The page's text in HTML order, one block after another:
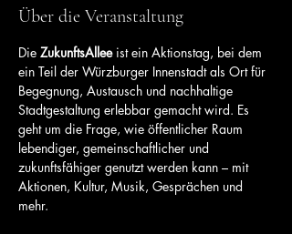
Über die Veranstaltung
Die ZukunftsAllee ist ein Aktionstag, bei dem
ein Teil der Würzburger Innenstadt als Ort für
Begegnung, Austausch und nachhaltige
Stadtgestaltung erlebbar gemacht wird. Es
geht um die Frage, wie öffentlicher Raum
lebendiger, gemeinschaftlicher und
zukunftsfähiger genutzt werden kann – mit
Aktionen, Kultur, Musik, Gesprächen und
mehr.